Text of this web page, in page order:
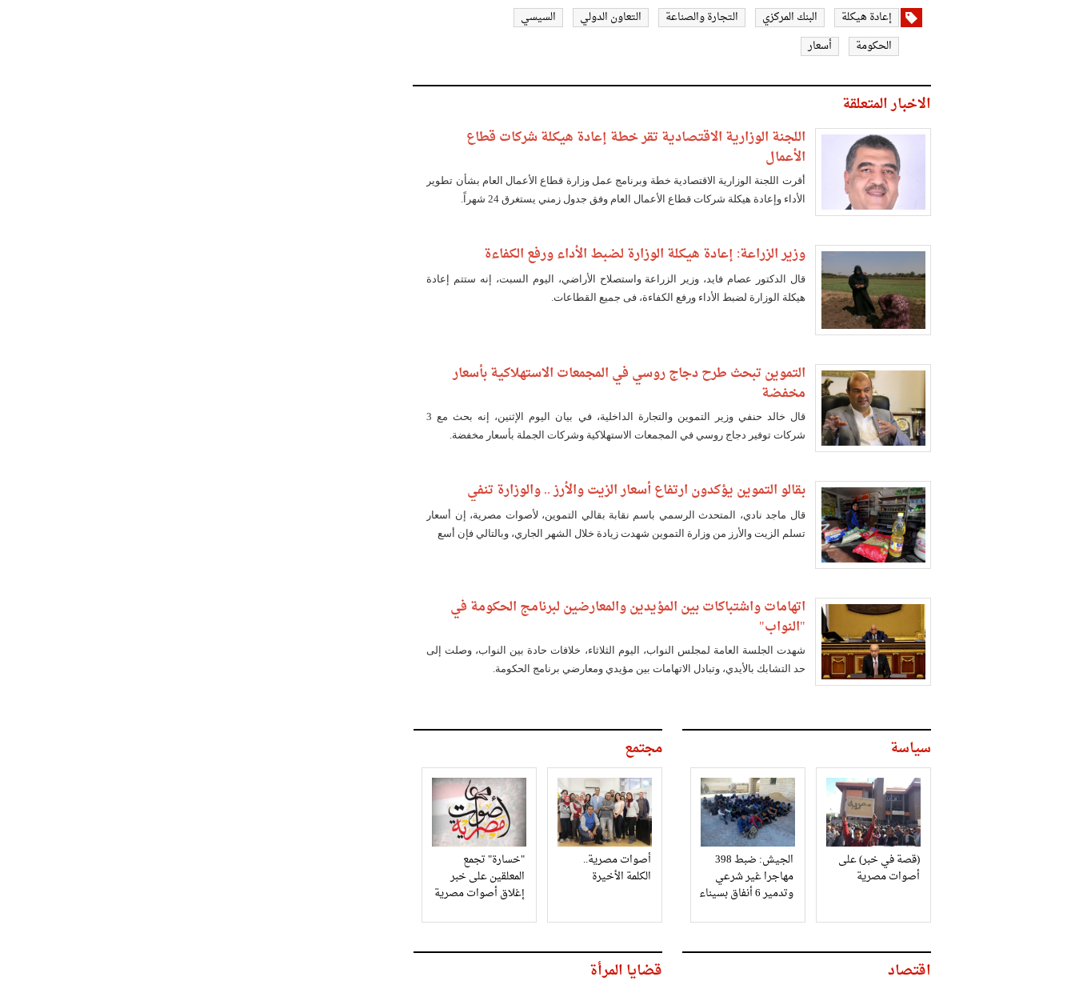
إعادة هيكلة البنك المركزي التجارة والصناعة التعاون الدولي
السيسي
الحكومة
أسعار
الاخبار المتعلقة
اللجنة الوزارية الاقتصادية تقر خطة إعادة هيكلة شركات قطاع
الأعمال
أقرت اللجنة الوزارية الاقتصادية خطة وبرنامج عمل وزارة قطاع الأعمال العام بشأن تطوير
الأداء وإعادة هيكلة شركات قطاع الأعمال العام وفق جدول زمني يستغرق 24 شهراً.
وزير الزراعة: إعادة هيكلة الوزارة لضبط الأداء ورفع الكفاءة
قال الدكتور عصام فايد، وزير الزراعة واستصلاح الأراضي، اليوم السبت، إنه ستتم إعادة
هيكلة الوزارة لضبط الأداء ورفع الكفاءة، فى جميع القطاعات.
التموين تبحث طرح دجاج روسي في المجمعات الاستهلاكية بأسعار
مخفضة
قال خالد حنفي وزير التموين والتجارة الداخلية، في بيان اليوم الإثنين، إنه بحث مع 3
شركات توفير دجاج روسي في المجمعات الاستهلاكية وشركات الجملة بأسعار مخفضة.
بقالو التموين يؤكدون ارتفاع أسعار الزيت والأرز .. والوزارة تنفي
قال ماجد نادي، المتحدث الرسمي باسم نقابة بقالي التموين، لأصوات مصرية، إن أسعار
تسلم الزيت والأرز من وزارة التموين شهدت زيادة خلال الشهر الجاري، وبالتالي فإن أسع
اتهامات واشتباكات بين المؤيدين والمعارضين لبرنامج الحكومة في
"النواب"
شهدت الجلسة العامة لمجلس النواب، اليوم الثلاثاء، خلافات حادة بين النواب، وصلت إلى
حد التشابك بالأيدي، وتبادل الاتهامات بين مؤيدي ومعارضي برنامج الحكومة.
سياسة
(قصة في خبر) على
أصوات مصرية
الجيش: ضبط 398
مهاجرا غير شرعي
وتدمير 6 أنفاق بسيناء
مجتمع
أصوات مصرية..
الكلمة الأخيرة
"خسارة" تجمع
المعلقين على خبر
إغلاق أصوات مصرية
اقتصاد قضايا المرأة